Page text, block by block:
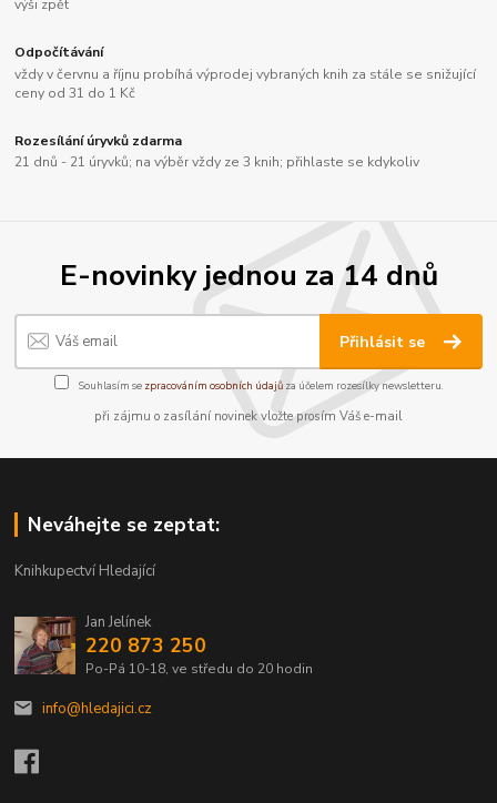
výši zpět
Odpočítávání
vždy v červnu a říjnu probíhá výprodej vybraných knih za stále se snižující
ceny od 31 do 1 Kč
Rozesílání úryvků zdarma
21 dnů - 21 úryvků; na výběr vždy ze 3 knih; přihlaste se kdykoliv
E-novinky jednou za 14 dnů
Přihlásit se
Souhlasím se zpracováním osobních údajůza účelem rozesílky newsletteru.
při zájmu o zasílání novinek vložte prosím Váš e-mail
Neváhejte se zeptat:
Knihkupectví Hledající
Jan Jelínek
220 873 250
Po-Pá 10-18, ve středu do 20 hodin
info@hledajici.cz